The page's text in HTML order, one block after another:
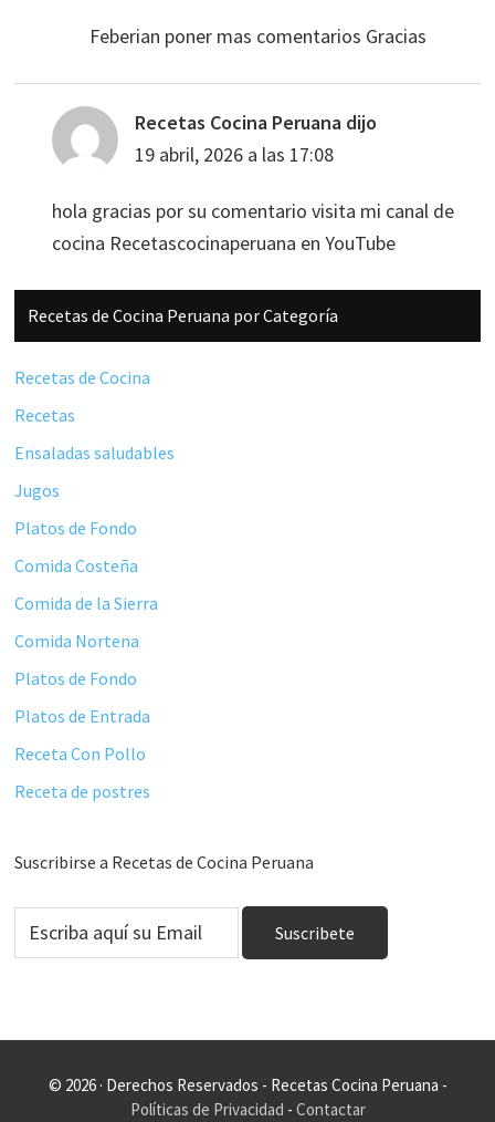
Feberian poner mas comentarios Gracias
Recetas Cocina Peruana dijo
19 abril, 2026 a las 17:08
hola gracias por su comentario visita mi canal de
cocina Recetascocinaperuana en YouTube
Barra
lateral
principal
Recetas de Cocina Peruana por Categoría
Recetas de Cocina
Recetas
Ensaladas saludables
Jugos
Platos de Fondo
Comida Costeña
Comida de la Sierra
Comida Nortena
Platos de Fondo
Platos de Entrada
Receta Con Pollo
Receta de postres
Suscribirse a Recetas de Cocina Peruana
© 2026 · Derechos Reservados - Recetas Cocina Peruana -
Políticas de Privacidad - Contactar